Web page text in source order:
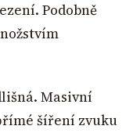
Podobně
Masivní
šíření zvuku